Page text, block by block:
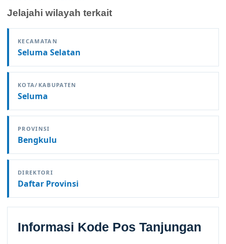
Jelajahi wilayah terkait
KECAMATAN
Seluma Selatan
KOTA/KABUPATEN
Seluma
PROVINSI
Bengkulu
DIREKTORI
Daftar Provinsi
Informasi Kode Pos Tanjungan